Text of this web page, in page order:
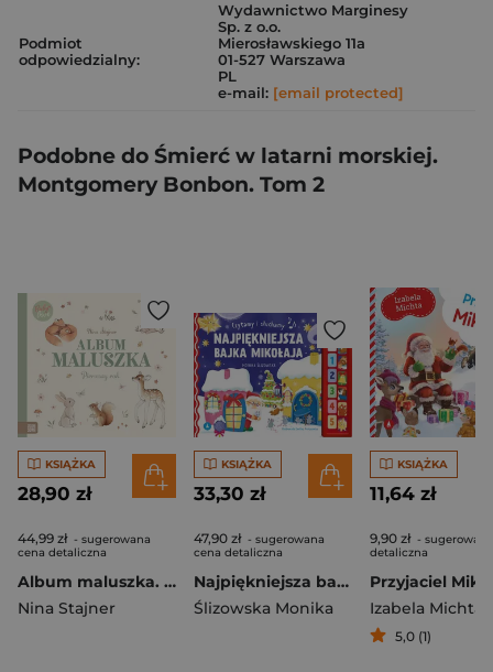
Podmiot
odpowiedzialny:
Wydawnictwo Marginesy
Sp. z o.o.
Mierosławskiego 11a
01-527 Warszawa
PL
e-mail: [email protected]
Podobne do Śmierć w latarni morskiej.
Montgomery Bonbon. Tom 2
KSIĄŻKA
28,90 zł
44,99 zł - sugerowana
cena detaliczna
Album maluszka. Pierwszy rok. Baby love
Nina Stajner
KSIĄŻKA
33,30 zł
47,90 zł - sugerowana
cena detaliczna
Najpiękniejsza bajka Mikołaja. Czytamy i słuchamy
Ślizowska Monika
KSIĄŻKA
11,64 zł
9,90 zł -
detaliczna
Przyjaciel
Izabela Michta
5,0 (1)